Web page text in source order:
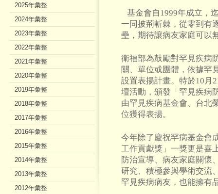
基金會自1999年成立，
一同披荊斬棘，從零到有
壘，期待讓病友家庭可以
衛福部為鼓勵對罕見疾病
關、單位或團體，依據罕
設置表揚計畫。特於10月
壇活動，頒發「罕見疾病
由罕見疾病基金會、台北
位獲得表揚。
今年除了慶祝罕病基金會
工作貢獻獎」一獎更是喜
防治宣導、病友家庭關懷
研究、積極參與學術交流
罕見疾病病友，也能擁有
2025年彙整
2024年彙整
2023年彙整
2022年彙整
2021年彙整
2020年彙整
2019年彙整
2018年彙整
2017年彙整
2016年彙整
2015年彙整
2014年彙整
2013年彙整
2012年彙整